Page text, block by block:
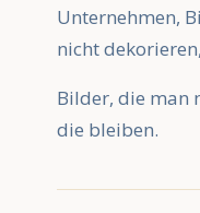
Unternehmen,
nicht
Bilder, die man
die bleiben.